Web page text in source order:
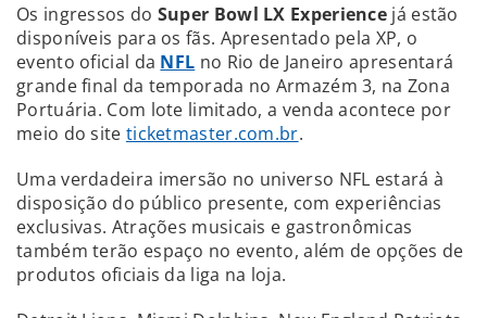
Os ingressos do Super Bowl LX Experience já estão
disponíveis para os fãs. Apresentado pela XP, o
evento oficial da NFL no Rio de Janeiro apresentará
grande final da temporada no Armazém 3, na Zona
Portuária. Com lote limitado, a venda acontece por
meio do site ticketmaster.com.br.
Uma verdadeira imersão no universo NFL estará à
disposição do público presente, com experiências
exclusivas. Atrações musicais e gastronômicas
também terão espaço no evento, além de opções de
produtos oficiais da liga na loja.